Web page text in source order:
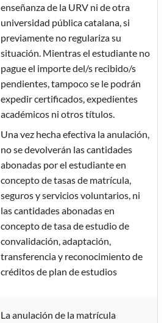
enseñanza de la URV ni de otra
universidad pública catalana, si
previamente no regulariza su
situación. Mientras el estudiante no
pague el importe del/s recibido/s
pendientes, tampoco se le podrán
expedir certificados, expedientes
académicos ni otros títulos.
Una vez hecha efectiva la anulación,
no se devolverán las cantidades
abonadas por el estudiante en
concepto de tasas de matrícula,
seguros y servicios voluntarios, ni
las cantidades abonadas en
concepto de tasa de estudio de
convalidación, adaptación,
transferencia y reconocimiento de
créditos de plan de estudios
La anulación de la matrícula